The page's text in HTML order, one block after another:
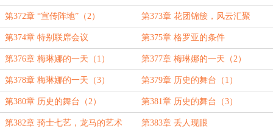
第372章 “宣传阵地”（2） 第373章 花团锦簇，风云汇聚
第374章 特别联席会议 第375章 格罗亚的条件
第376章 梅琳娜的一天（1） 第377章 梅琳娜的一天（2）
第378章 梅琳娜的一天（3） 第379章 历史的舞台（1）
第380章 历史的舞台（2） 第381章 历史的舞台（3）
第382章 骑士七艺，龙马的艺术 第383章 丢人现眼